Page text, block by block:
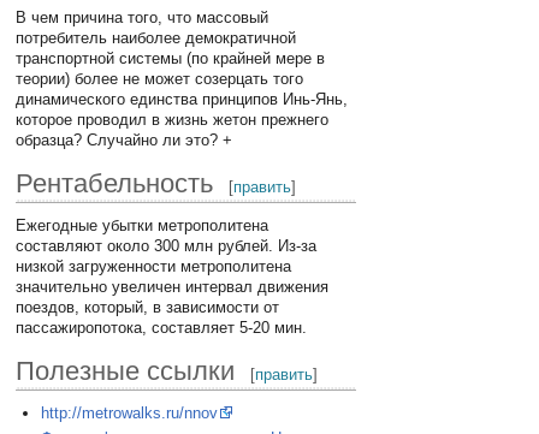
В чем причина того, что массовый
потребитель наиболее демократичной
транспортной системы (по крайней мере в
теории) более не может созерцать того
динамического единства принципов Инь-Янь,
которое проводил в жизнь жетон прежнего
образца? Случайно ли это? +
Рентабельность [править]
Ежегодные убытки метрополитена
составляют около 300 млн рублей. Из-за
низкой загруженности метрополитена
значительно увеличен интервал движения
поездов, который, в зависимости от
пассажиропотока, составляет 5-20 мин.
Полезные ссылки [править]
http://metrowalks.ru/nnov